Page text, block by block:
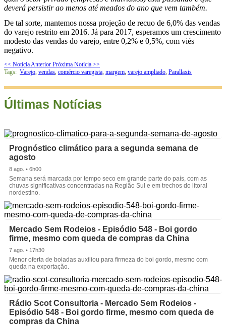
deverá persistir ao menos até meados do ano que vem também.
De tal sorte, mantemos nossa projeção de recuo de 6,0% das vendas
do varejo restrito em 2016. Já para 2017, esperamos um crescimento
modesto das vendas do varejo, entre 0,2% e 0,5%, com viés
negativo.
<< Notícia Anterior Próxima Notícia >>
Tags: Varejo, vendas, comércio varegista, margem, varejo ampliado, Parallaxis
Últimas Notícias
Prognóstico climático para a segunda semana de
agosto
8 ago. • 6h00
Semana será marcada por tempo seco em grande parte do país, com as
chuvas significativas concentradas na Região Sul e em trechos do litoral
nordestino.
Mercado Sem Rodeios - Episódio 548 - Boi gordo
firme, mesmo com queda de compras da China
7 ago. • 17h30
Menor oferta de boiadas auxiliou para firmeza do boi gordo, mesmo com
queda na exportação.
Rádio Scot Consultoria - Mercado Sem Rodeios -
Episódio 548 - Boi gordo firme, mesmo com queda de
compras da China